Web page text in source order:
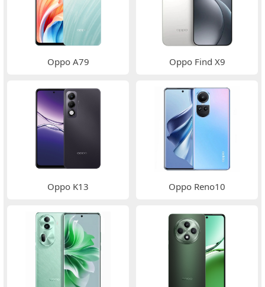
Oppo A79 Oppo Find X9
Oppo K13 Oppo Reno10